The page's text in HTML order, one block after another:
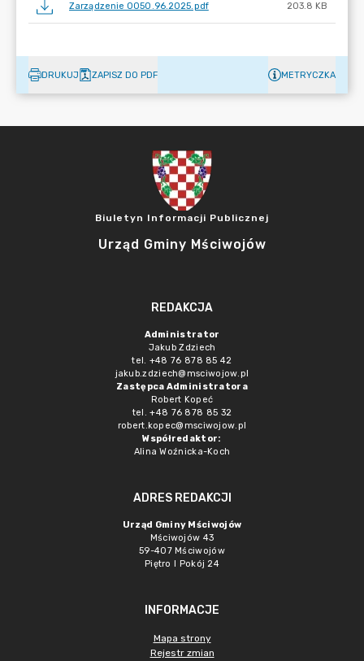
Zarządzenie 0050.96.2025.pdf 203.8 KB
DRUKUJ ZAPISZ DO PDF METRYCZKA
Biuletyn Informacji Publicznej
Urząd Gminy Mściwojów
REDAKCJA
Administrator
Jakub Zdziech
tel. +48 76 878 85 42
jakub.zdziech@msciwojow.pl
Zastępca Administratora
Robert Kopeć
tel. +48 76 878 85 32
robert.kopec@msciwojow.pl
Współredaktor:
Alina Woźnicka-Koch
ADRES REDAKCJI
Urząd Gminy Mściwojów
Mściwojów 43
59-407 Mściwojów
Piętro I Pokój 24
INFORMACJE
Mapa strony
Rejestr zmian